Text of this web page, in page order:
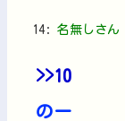
14: 名無しさん
>>10
のー